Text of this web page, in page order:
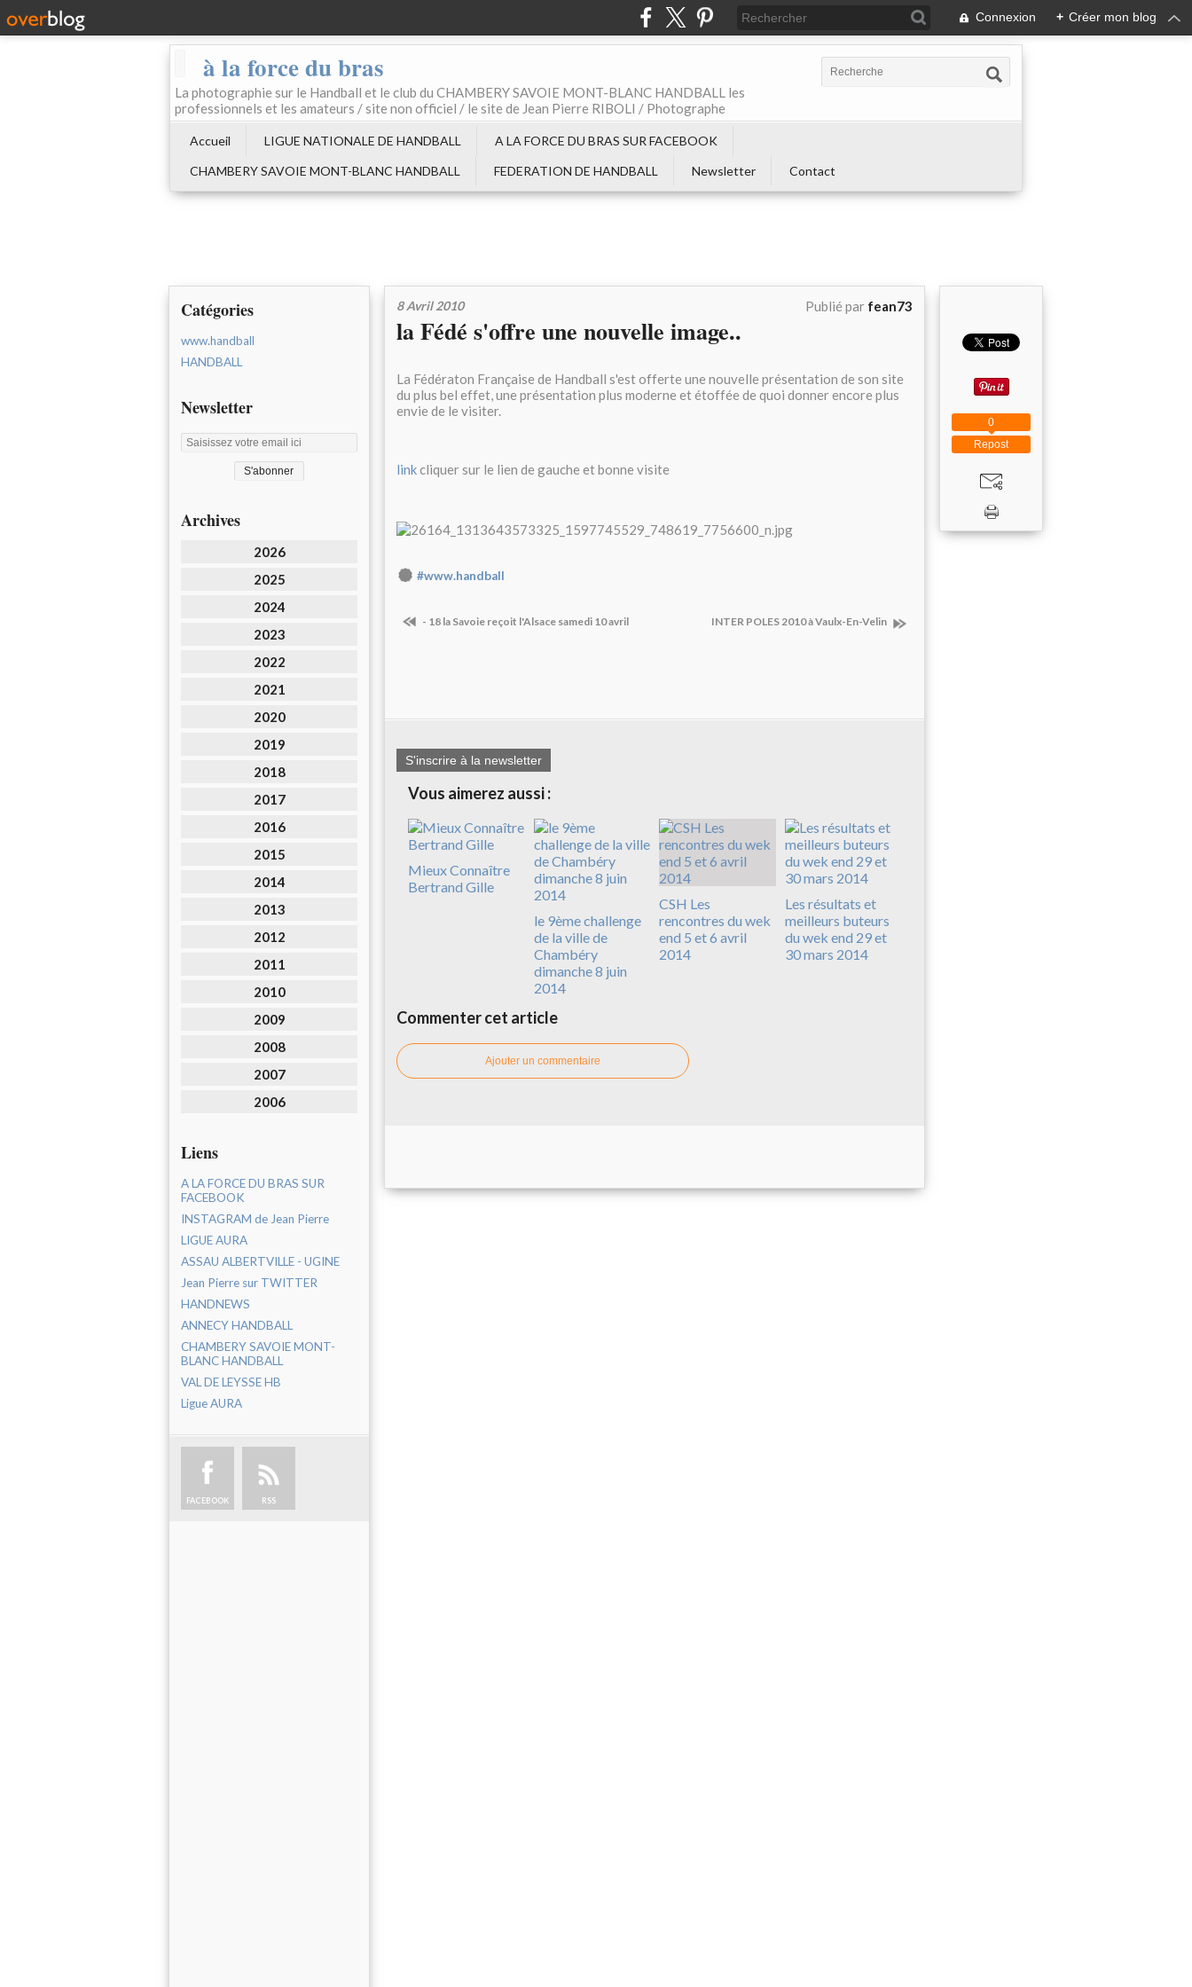
Connexion + Créer mon blog
à la force du bras
La photographie sur le Handball et le club du CHAMBERY SAVOIE MONT-BLANC HANDBALL les
professionnels et les amateurs / site non officiel / le site de Jean Pierre RIBOLI / Photographe
Accueil LIGUE NATIONALE DE HANDBALL
A LA FORCE DU BRAS SUR FACEBOOK
CHAMBERY SAVOIE MONT-BLANC HANDBALL
FEDERATION DE HANDBALL Newsletter Contact
Catégories
www.handball
HANDBALL
Newsletter
Archives
2026
2025
2024
2023
2022
2021
2020
2019
2018
2017
2016
2015
2014
2013
2012
2011
2010
2009
2008
2007
2006
Liens
A LA FORCE DU BRAS SUR
FACEBOOK
INSTAGRAM de Jean Pierre
LIGUE AURA
ASSAU ALBERTVILLE - UGINE
Jean Pierre sur TWITTER
HANDNEWS
ANNECY HANDBALL
CHAMBERY SAVOIE MONT-
BLANC HANDBALL
VAL DE LEYSSE HB
Ligue AURA
FACEBOOK RSS
8 Avril 2010 Publié par fean73
la Fédé s'offre une nouvelle image..
La Fédératon Française de Handball s'est offerte une nouvelle présentation de son site
du plus bel effet, une présentation plus moderne et étoffée de quoi donner encore plus
envie de le visiter.
linkcliquer sur le lien de gauche et bonne visite
#www.handball
- 18 la Savoie reçoit l'Alsace samedi 10 avril INTER POLES 2010 à Vaulx-En-Velin
S'inscrire à la newsletter
Vous aimerez aussi :
Mieux Connaître
Bertrand Gille
le 9ème challenge
de la ville de
Chambéry
dimanche 8 juin
2014
CSH Les
rencontres du wek
end 5 et 6 avril
2014
Les résultats et
meilleurs buteurs
du wek end 29 et
30 mars 2014
Commenter cet article
Ajouter un commentaire
Repost
0